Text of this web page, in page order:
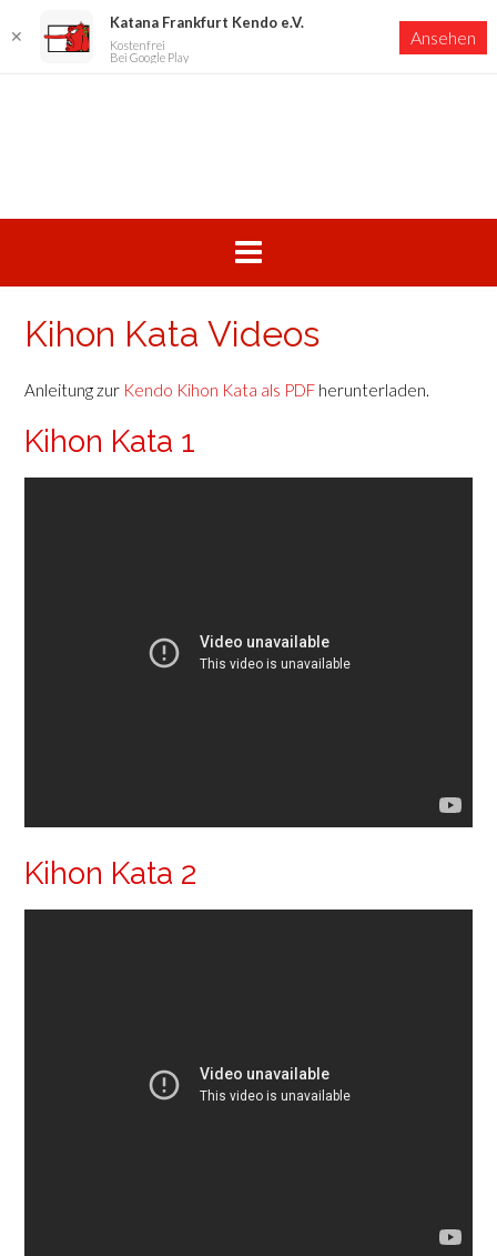
Kihon Kata Videos
Anleitung zur Kendo Kihon Kata als PDF herunterladen.
Kihon Kata 1
Kihon Kata 2
✕
Katana Frankfurt Kendo e.V.
Kostenfrei
Bei Google Play
Ansehen